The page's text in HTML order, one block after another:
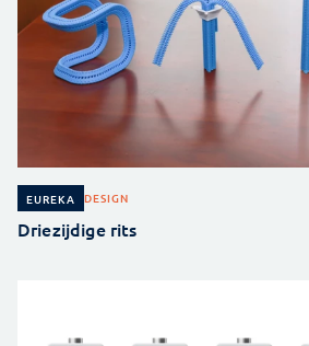
EUREKA DESIGN
Driezijdige rits